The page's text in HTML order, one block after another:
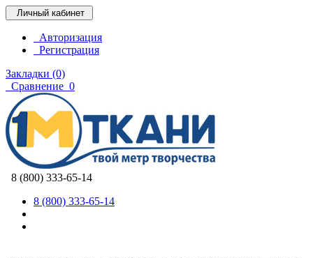
Личный кабинет
Авторизация
Регистрация
Закладки (0)
Сравнение 0
8 (800) 333-65-14
8 (800) 333-65-14